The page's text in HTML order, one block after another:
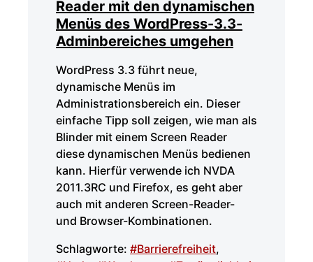
Reader mit den dynamischen
Menüs des WordPress-3.3-
Adminbereiches umgehen
WordPress 3.3 führt neue,
dynamische Menüs im
Administrationsbereich ein. Dieser
einfache Tipp soll zeigen, wie man als
Blinder mit einem Screen Reader
diese dynamischen Menüs bedienen
kann. Hierfür verwende ich NVDA
2011.3RC und Firefox, es geht aber
auch mit anderen Screen-Reader-
und Browser-Kombinationen.
Schlagworte: #Barrierefreiheit,